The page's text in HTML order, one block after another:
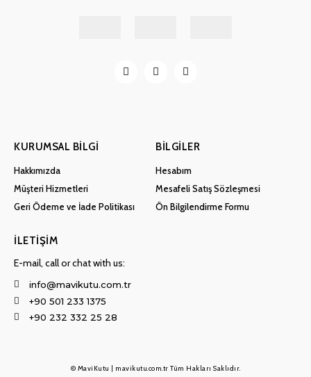
KURUMSAL BILGI
Hakkımızda
Müşteri Hizmetleri
Geri Ödeme ve İade Politikası
BILGILER
Hesabım
Mesafeli Satış Sözleşmesi
Ön Bilgilendirme Formu
İLETIŞIM
E-mail, call or chat with us:
info@mavikutu.com.tr
+90 501 233 1375
+90 232 332 25 28
© MaviKutu | mavikutu.com.tr Tüm Hakları Saklıdır.